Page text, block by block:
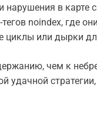
нарушения в карте
noindex, где
циклы или дырки
чем к
удачной